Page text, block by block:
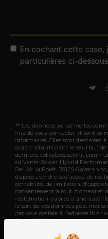
En cochant cette
particulières ci-
** Les données personnelles
fins de vous contacter et sont
informatisé. Elles sont destinées
sous-traitants dans le seul but de
données collectées seront
suivants: Sower Hybrid
Bel Air la Forêt, 78125 Gazeran
disposez de droits d’accès, de
portabilité, de limitation,
consentement à tout moment et
réclamation auprès d’une
le sort de vos données post-
par voie postale à l'adresse 1bis
Forêt, 78125 Gazeran ou par
sowerhype@gmail.com. Un
demandé. Nous conservons vos